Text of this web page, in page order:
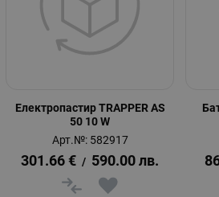
Eлектропастир TRAPPER AS
50 10 W
Арт.№: 582917
301.66 € / 590.00 лв.